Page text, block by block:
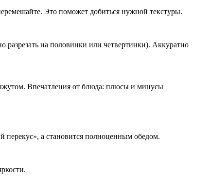
Это поможет добиться нужной текстуры.
на половинки или четвертинки). Аккуратно
Впечатления от блюда: плюсы и минусы
перекус», а становится полноценным обедом.